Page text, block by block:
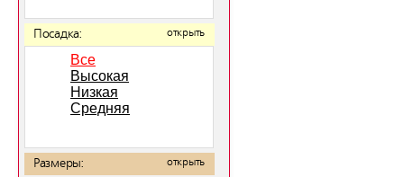
Посадка: открыть
Все
Высокая
Низкая
Средняя
Размеры: открыть